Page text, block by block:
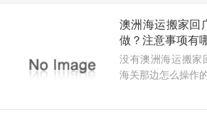
澳洲海运搬家回
做？注意事项有
没有澳洲海运搬家
海关那边怎么操作